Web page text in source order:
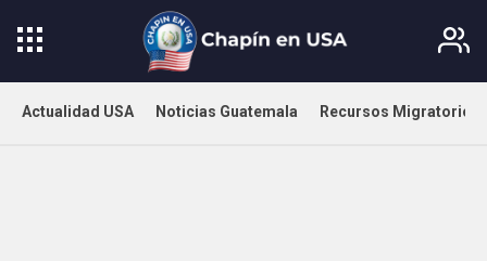
Actualidad USA Noticias Guatemala Recursos Migratorios